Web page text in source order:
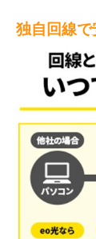
独自回線